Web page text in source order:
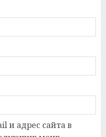
и адрес сайта в